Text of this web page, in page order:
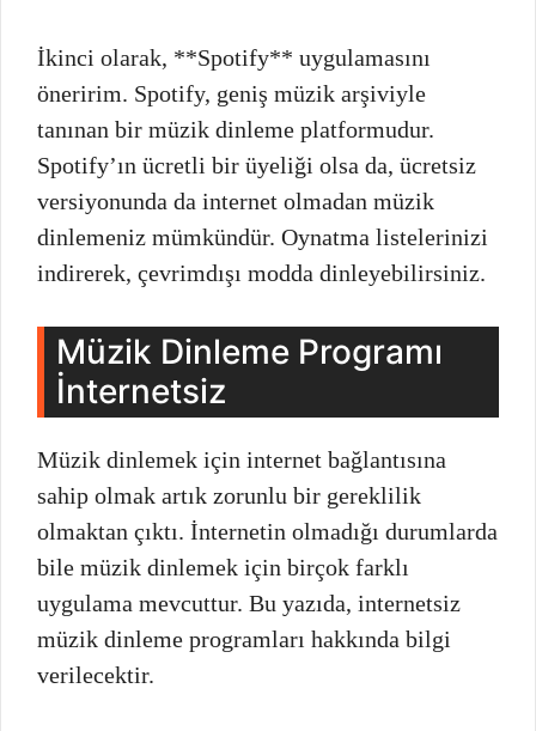
İkinci olarak, **Spotify** uygulamasını
öneririm. Spotify, geniş müzik arşiviyle
tanınan bir müzik dinleme platformudur.
Spotify’ın ücretli bir üyeliği olsa da, ücretsiz
versiyonunda da internet olmadan müzik
dinlemeniz mümkündür. Oynatma listelerinizi
indirerek, çevrimdışı modda dinleyebilirsiniz.
Müzik Dinleme Programı
İnternetsiz
Müzik dinlemek için internet bağlantısına
sahip olmak artık zorunlu bir gereklilik
olmaktan çıktı. İnternetin olmadığı durumlarda
bile müzik dinlemek için birçok farklı
uygulama mevcuttur. Bu yazıda, internetsiz
müzik dinleme programları hakkında bilgi
verilecektir.